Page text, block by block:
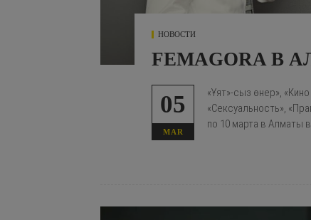
НОВОСТИ
FEMAGORA В
05
MAR
«Ұят»-сыз өнер»,
«Сексуальность»,
по 10 марта в Алматы